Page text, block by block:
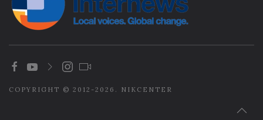
COPYRIGHT © 2012-2026. NIKCENTER